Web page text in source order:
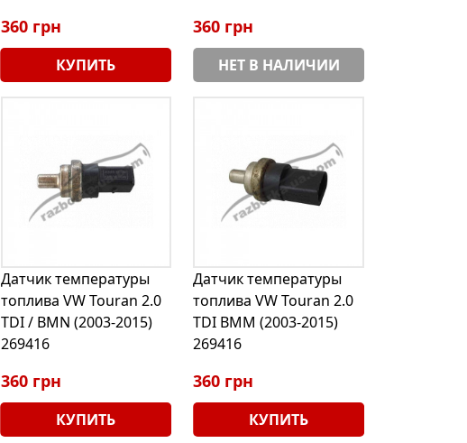
360 грн
КУПИТЬ
360 грн
НЕТ В НАЛИЧИИ
Датчик температуры
топлива VW Touran 2.0
TDI / BMN (2003-2015)
269416
360 грн
КУПИТЬ
Датчик температуры
топлива VW Touran 2.0
TDI BMM (2003-2015)
269416
360 грн
КУПИТЬ